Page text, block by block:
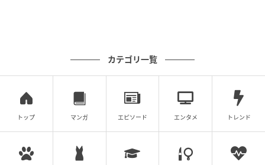
カテゴリ一覧
トップ マンガ エピソード エンタメ トレンド